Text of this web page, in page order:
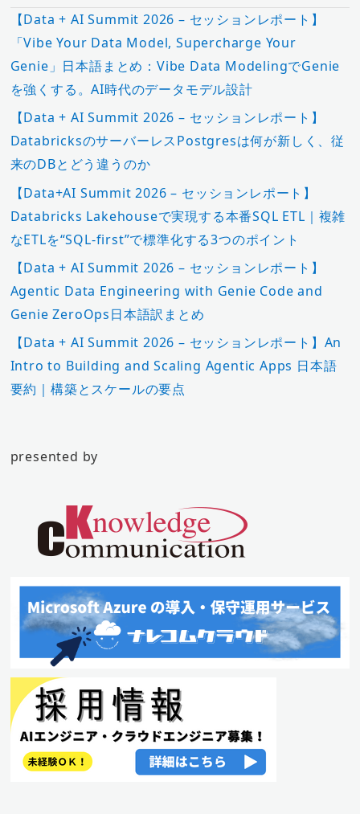
【Data + AI Summit 2026 – セッションレポート】
「Vibe Your Data Model, Supercharge Your
Genie」日本語まとめ：Vibe Data ModelingでGenie
を強くする。AI時代のデータモデル設計
【Data + AI Summit 2026 – セッションレポート】
DatabricksのサーバーレスPostgresは何が新しく、従
来のDBとどう違うのか
【Data+AI Summit 2026 – セッションレポート】
Databricks Lakehouseで実現する本番SQL ETL｜複雑
なETLを“SQL-first”で標準化する3つのポイント
【Data + AI Summit 2026 – セッションレポート】
Agentic Data Engineering with Genie Code and
Genie ZeroOps日本語訳まとめ
【Data + AI Summit 2026 – セッションレポート】An
Intro to Building and Scaling Agentic Apps 日本語
要約｜構築とスケールの要点
presented by